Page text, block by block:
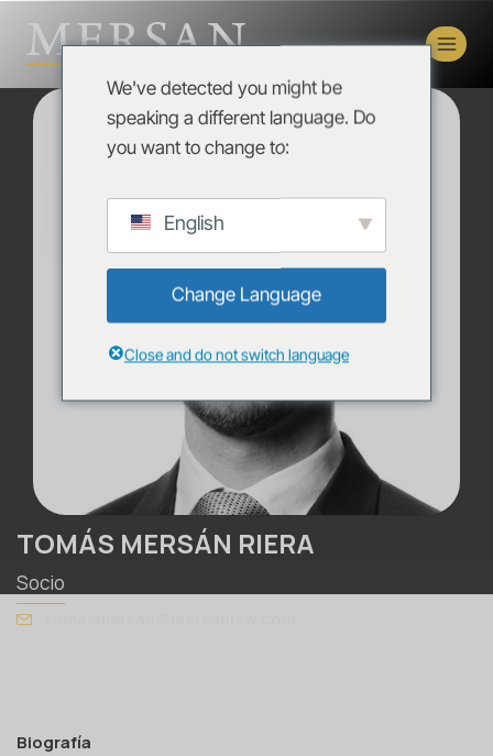
TOMÁS MERSÁN RIERA
Socio
Biografía
We've detected you might be
speaking a different language. Do
you want to change to:
English
Change Language
Close and do not switch language